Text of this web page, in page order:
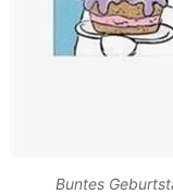
Buntes